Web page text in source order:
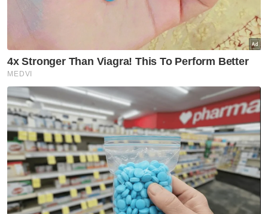
'Speaker tentukan status
kerusi DUN selepas semakan' -
Amirudin
Selangor KL
Peruntukan Sukma dedah
kepincangan pentadbiran
Kerajaan Madani - Pemuda Pas
Selangor